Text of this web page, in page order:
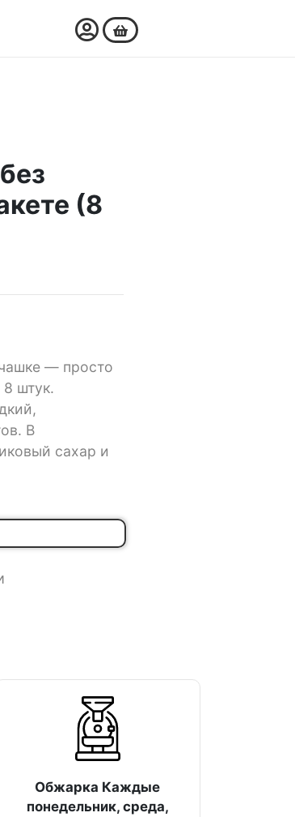
(8
— просто
8 штук.
В
сахар и
Обжарка Каждые
понедельник, среда,